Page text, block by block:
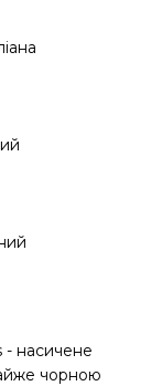
- насичене
чорною